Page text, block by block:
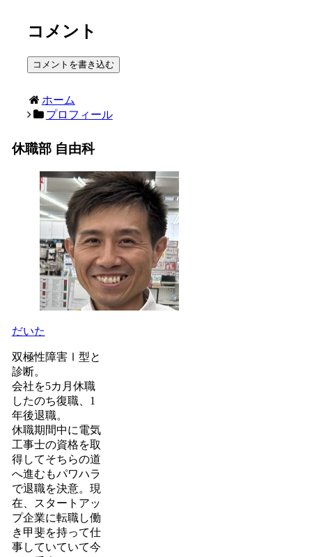
コメント
コメントを書き込む
ホーム
プロフィール
休職部 自由科
だいた
双極性障害Ⅰ型と
診断。
会社を5カ月休職
したのち復職、1
年後退職。
休職期間中に電気
工事士の資格を取
得してそちらの道
へ進むもパワハラ
で退職を決意。現
在、スタートアッ
プ企業に転職し働
き甲斐を持って仕
事していていて今